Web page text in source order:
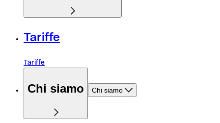
Tariffe
Tariffe
Chi siamo Chi siamo